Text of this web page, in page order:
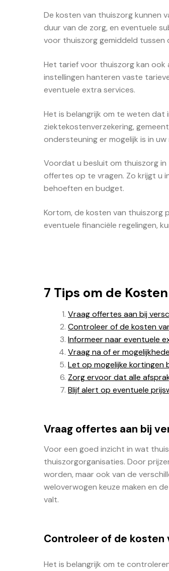
De kosten van thuiszorg kunnen
duur van de zorg, en eventuele
voor thuiszorg gemiddeld
Het tarief voor thuiszorg kan ook
instellingen hanteren vaste
eventuele extra services.
Het is belangrijk om te weten dat
ziektekostenverzekering,
ondersteuning er mogelijk is in
Voordat u besluit om thuiszorg in
offertes op te vragen. Zo krijgt u
behoeften en budget.
Kortom, de kosten van thuiszorg
eventuele financiële regelingen,
7 Tips om de
Vraag offertes aan bij
Controleer of de kosten
Informeer naar eventuele
Vraag na of er
Let op mogelijke kortingen
Zorg ervoor dat alle
Blijf alert op eventuele
Vraag offertes aan bij
Voor een goed inzicht in wat
thuiszorgorganisaties. Door
worden, maar ook van de
weloverwogen keuze maken en
valt.
Controleer of de kosten
Het is belangrijk om te